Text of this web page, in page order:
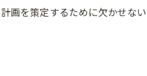
を策定するために欠かせない